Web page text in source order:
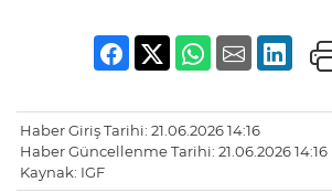
Haber Giriş Tarihi: 21.06.2026 14:16
Haber Güncellenme Tarihi: 21.06.2026 14:16
Kaynak: IGF